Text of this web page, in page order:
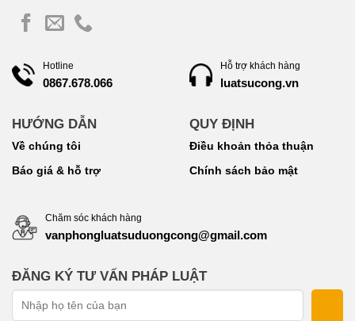
Hotline
0867.678.066
HƯỚNG DẪN
Về chúng tôi
Báo giá & hỗ trợ
Hỗ trợ khách hàng
luatsucong.vn
QUY ĐỊNH
Điều khoản thỏa thuận
Chính sách bảo mật
Chăm sóc khách hàng
vanphongluatsuduongcong@gmail.com
ĐĂNG KÝ TƯ VẤN PHÁP LUẬT